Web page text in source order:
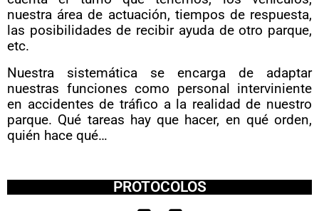
nuestra área de actuación, tiempos de respuesta,
las posibilidades de recibir ayuda de otro parque,
etc.
Nuestra sistemática se encarga de adaptar
nuestras funciones como personal interviniente
en accidentes de tráfico a la realidad de nuestro
parque. Qué tareas hay que hacer, en qué orden,
quién hace qué…
PROTOCOLOS